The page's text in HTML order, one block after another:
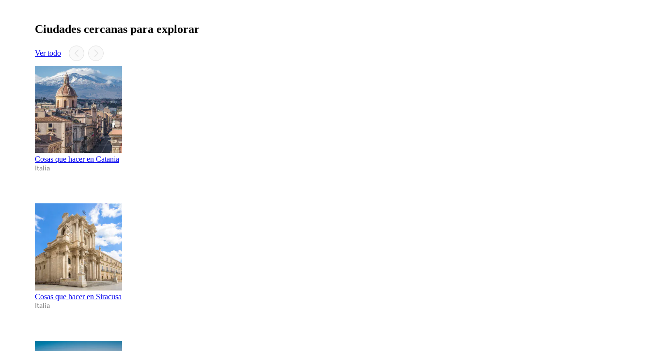
Ciudades cercanas para explorar
Ver todo
Cosas que hacer en Catania
Italia
Cosas que hacer en Siracusa
Italia